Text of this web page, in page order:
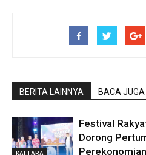
BERITA LAINNYA BACA JUGA
KALTARA
Festival
Dorong